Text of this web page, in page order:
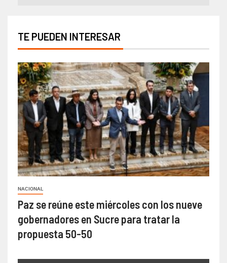
TE PUEDEN INTERESAR
NACIONAL
Paz se reúne este miércoles con los nueve
gobernadores en Sucre para tratar la
propuesta 50-50